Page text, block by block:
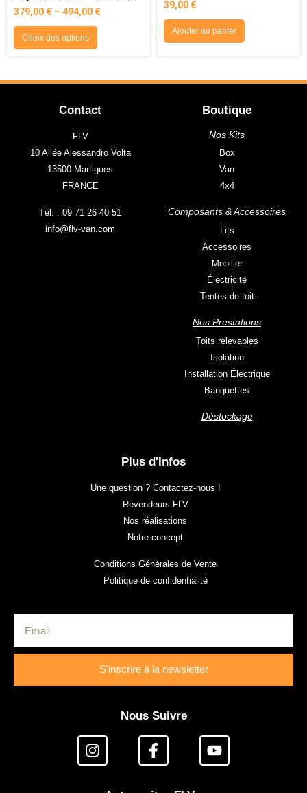
379,00 € – 494,00 €
Choix des options
39,00 €
Ajouter au panier
Contact
FLV
10 Allée Alessandro Volta
13500 Martigues
FRANCE
Tél. : 09 71 26 40 51
info@flv-van.com
Boutique
Nos Kits
Box
Van
4x4
Composants & Accessoires
Lits
Accessoires
Mobilier
Électricité
Tentes de toit
Nos Prestations
Toits relevables
Isolation
Installation Électrique
Banquettes
Déstockage
Plus d'Infos
Une question ? Contactez-nous !
Revendeurs FLV
Nos réalisations
Notre concept
Conditions Générales de Vente
Politique de confidentialité
S'inscrire à la newsletter
Nous Suivre